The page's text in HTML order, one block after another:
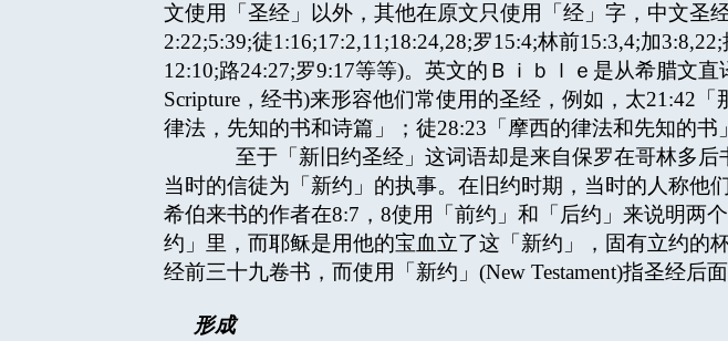
文使用「圣经」以外，其他在原文只使用「经」字，中文圣
2:22;5:39;徒1:16;17:2,11;18:24,28;罗15:4;林前15:3,4;加
12:10;路24:27;罗9:17等等)。英文的Ｂｉｂｌｅ是从希腊文
Scripture，经书)来形容他们常使用的圣经，例如，太21:42
律法，先知的书和诗篇」；徒28:23「摩西的律法和先知的书
至于「新旧约圣经」这词语却是来自保罗在哥林多后
当时的信徒为「新约」的执事。在旧约时期，当时的人称他
希伯来书的作者在8:7，8使用「前约」和「后约」来说明两
约」里，而耶稣是用他的宝血立了这「新约」，固有立约的
经前三十九卷书，而使用「新约」(New Testament)指圣经后
形成